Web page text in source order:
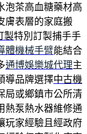
泡茶高血糖藥材高
膚表層的家庭搬
製特別訂製捕手手
體機械手臂能結合
通博娛樂城代理主
導品牌選擇中古機
局或鄉鎮市公所清
熱泵熱水器維修通
玩家經驗且經政府